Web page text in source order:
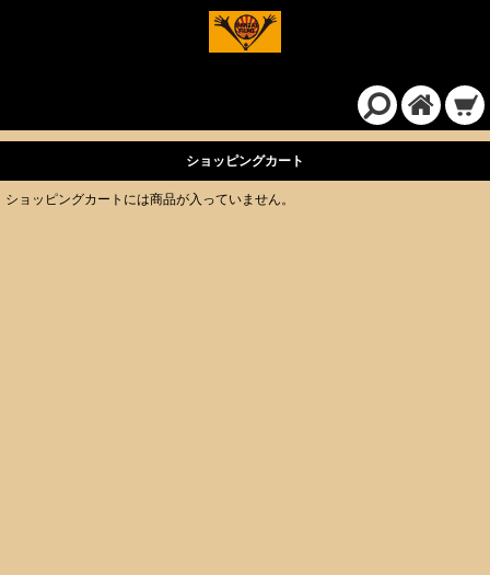
ショッピングカート
ショッピングカートには商品が入っていません。